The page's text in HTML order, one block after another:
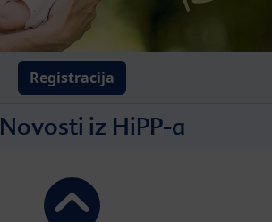
Registracija
Novosti iz HiPP-a